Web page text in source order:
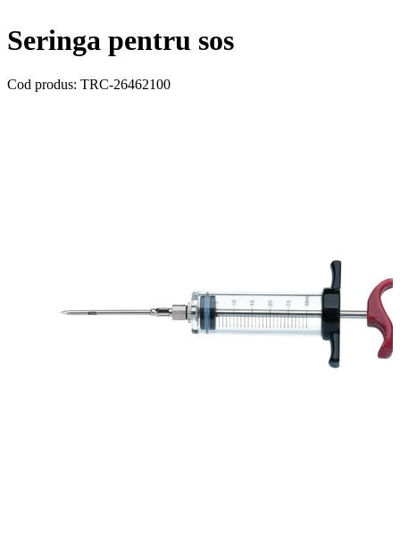
Seringa pentru sos
Cod produs: TRC-26462100